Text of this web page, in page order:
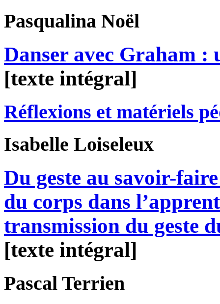
Pasqualina Noël
Danser avec Graham
[texte intégral]
Réflexions et matériels
Isabelle Loiseleux
Du geste au savoir-
du corps dans
transmission du geste
[texte intégral]
Pascal Terrien